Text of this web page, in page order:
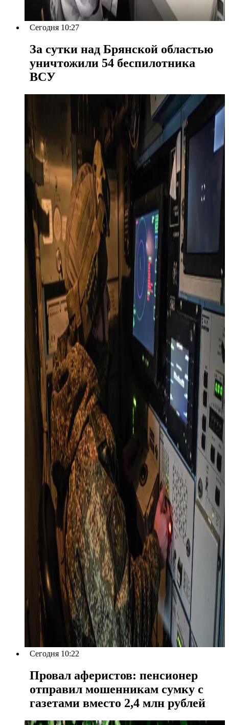
Сегодня 10:27
За сутки над Брянской областью
уничтожили 54 беспилотника
ВСУ
Сегодня 10:22
Провал аферистов: пенсионер
отправил мошенникам сумку с
газетами вместо 2,4 млн рублей